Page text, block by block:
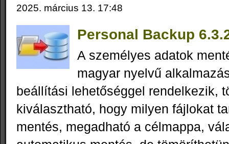
2025. március 13. 17:48
Personal Backup
A személyes adatok
magyar nyelvű
beállítási lehetőséggel rendelkezik,
kiválasztható, hogy milyen fájlokat
mentés, megadható a célmappa,